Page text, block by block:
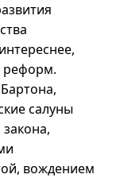
реформ.
салуны
вождением